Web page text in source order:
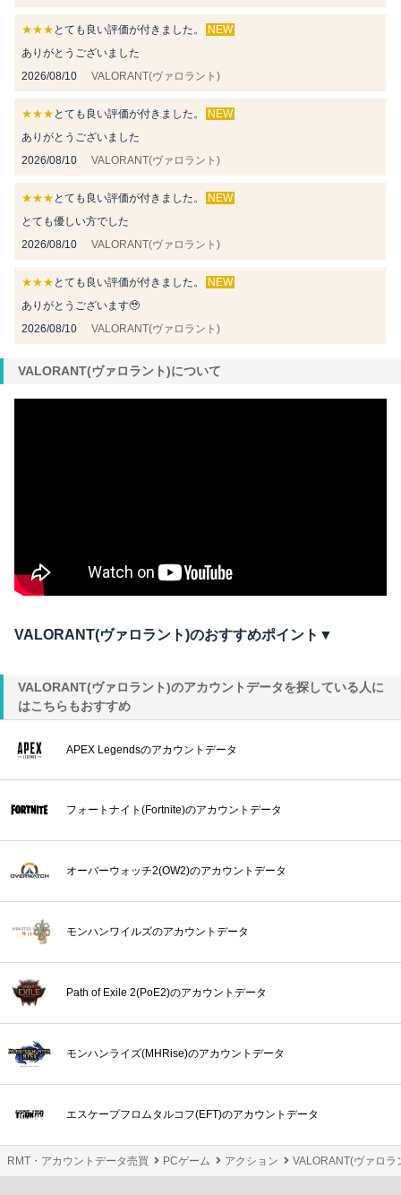
★★★ とても良い評価が付きました。
NEW
ありがとうございました
2026/08/10
VALORANT(ヴァロラント)
★★★ とても良い評価が付きました。
NEW
ありがとうございました
2026/08/10
VALORANT(ヴァロラント)
★★★ とても良い評価が付きました。
NEW
とても優しい方でした
2026/08/10
VALORANT(ヴァロラント)
★★★ とても良い評価が付きました。
NEW
ありがとうございます🥹
2026/08/10
VALORANT(ヴァロラント)
VALORANT(ヴァロラント)について
VALORANT(ヴァロラント)のおすすめポイント▼
VALORANT(ヴァロラント)のアカウントデータを探している人に
はこちらもおすすめ
APEX Legendsのアカウントデータ
フォートナイト(Fortnite)のアカウントデータ
オーバーウォッチ2(OW2)のアカウントデータ
モンハンワイルズのアカウントデータ
Path of Exile 2(PoE2)のアカウントデータ
モンハンライズ(MHRise)のアカウントデータ
エスケープフロムタルコフ(EFT)のアカウントデータ
RMT・アカウントデータ売買 PCゲーム アクション VALORANT(ヴァロラ